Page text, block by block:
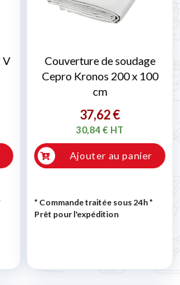
V
Couverture de soudage
Cepro Kronos 200 x 100
cm
37,62 €
30,84 € HT
Ajouter au panier
* Commande traitée sous 24h*
Prêt pour l'expédition